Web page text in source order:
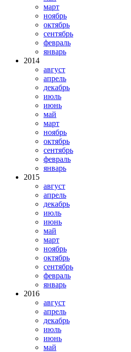
март
ноябрь
октябрь
сентябрь
февраль
январь
2014
август
апрель
декабрь
июль
июнь
май
март
ноябрь
октябрь
сентябрь
февраль
январь
2015
август
апрель
декабрь
июль
июнь
май
март
ноябрь
октябрь
сентябрь
февраль
январь
2016
август
апрель
декабрь
июль
июнь
май